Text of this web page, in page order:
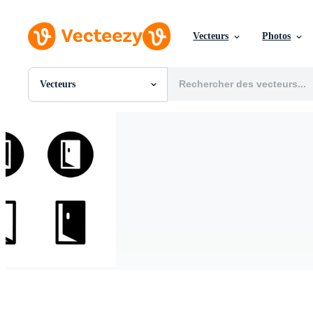
Vecteurs Photos
Vecteurs
Toutes Images
PNGs
PSDs
SVGs
Modèles
Vidéos
Motion graphics
Images Éditoriales
Événements Éditoriaux